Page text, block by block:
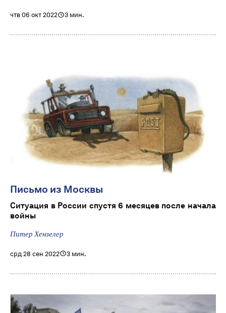
чтв 06 окт 2022 3 мин.
Письмо из Москвы
Ситуация в России спустя 6 месяцев после начала
войны
Питер Хензелер
срд 28 сен 2022 3 мин.